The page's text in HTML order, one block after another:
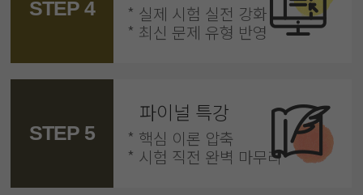
STEP 4 * 실제 시험 실전 강화
* 최신 문제 유형 반영
STEP 5
파이널 특강
* 핵심 이론 압축
* 시험 직전 완벽 마무리